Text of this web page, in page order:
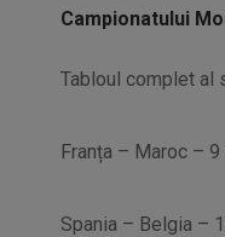
Campionatului
Tabloul complet al
Franța – Maroc –
Spania – Belgia –